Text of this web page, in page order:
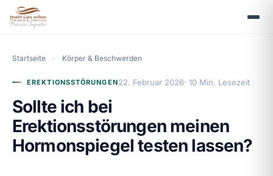
Startseite › Körper & Beschwerden
EREKTIONSSTÖRUNGEN22. Februar 2026· 10 Min. Lesezeit
Sollte ich bei
Erektionsstörungen meinen
Hormonspiegel testen lassen?